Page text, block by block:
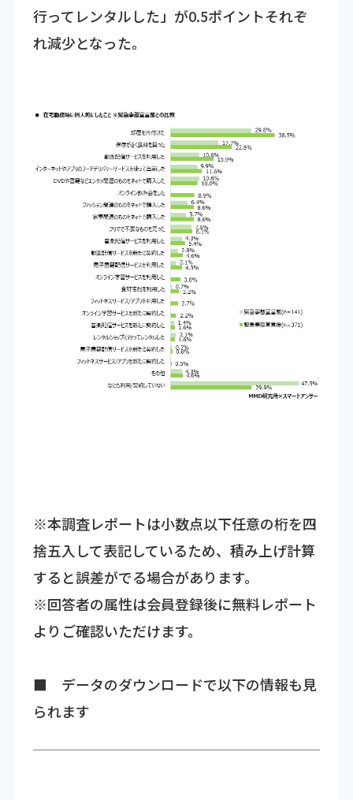
行ってレンタルした」が0.5ポイントそれぞ
れ減少となった。
※本調査レポートは小数点以下任意の桁を四
捨五入して表記しているため、積み上げ計算
すると誤差がでる場合があります。
※回答者の属性は会員登録後に無料レポート
よりご確認いただけます。
■ データのダウンロードで以下の情報も見
られます